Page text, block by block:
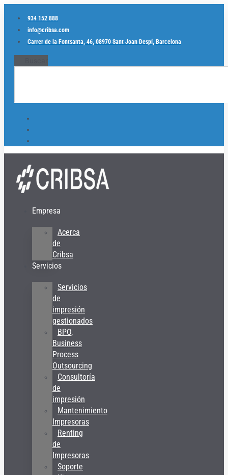
Ir
contenido
934 152 888
info@cribsa.com
Carrer de la Fontsanta, 46, 08970 Sant Joan Despí, Barcelona
Empresa
Acerca
de
Cribsa
Servicios
Servicios
de
impresión
gestionados
BPO,
Business
Process
Outsourcing
Consultoría
de
impresión
Mantenimiento
Impresoras
Renting
de
Impresoras
Soporte